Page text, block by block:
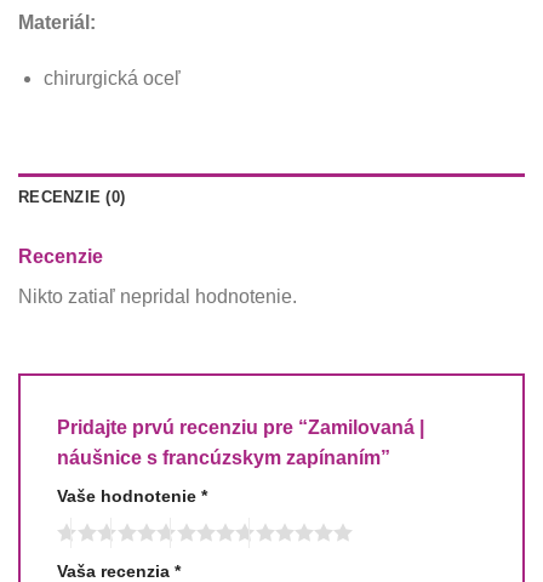
Materiál:
chirurgická oceľ
RECENZIE (0)
Recenzie
Nikto zatiaľ nepridal hodnotenie.
Pridajte prvú recenziu pre “Zamilovaná |
náušnice s francúzskym zapínaním”
Vaše hodnotenie *
Vaša recenzia *